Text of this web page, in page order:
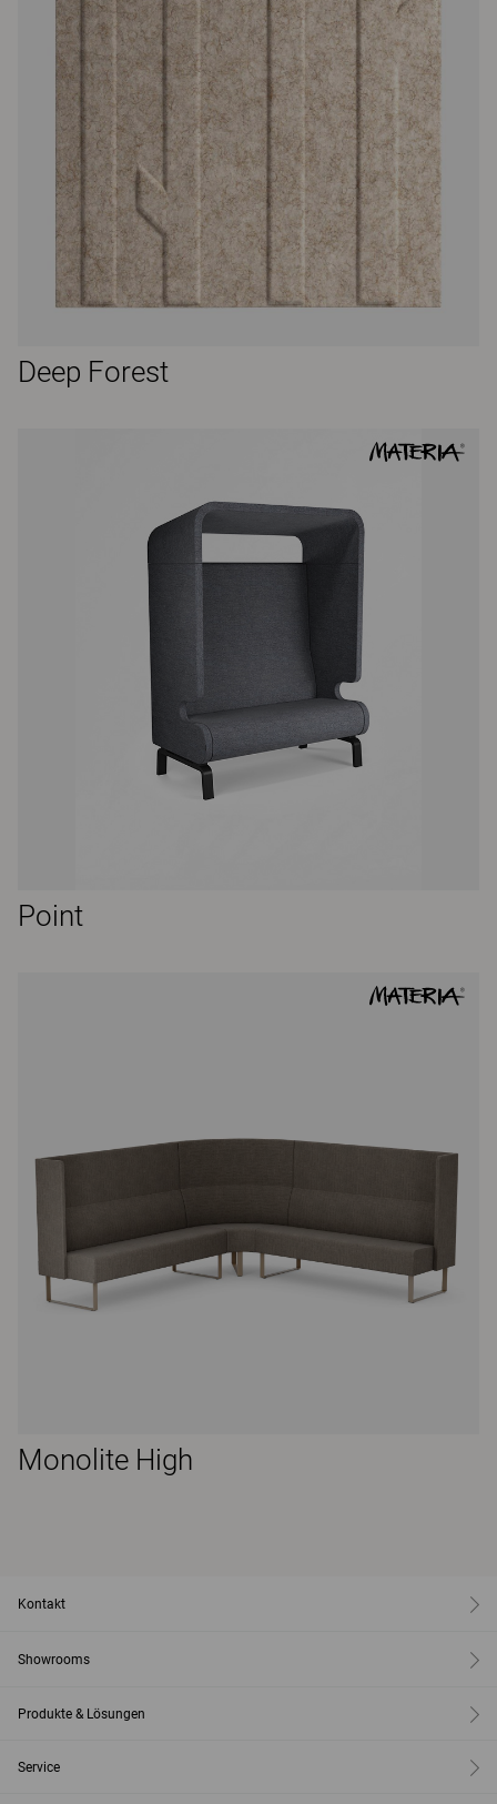
Deep Forest
Point
Monolite High
Kontakt
Showrooms
Produkte & Lösungen
Service